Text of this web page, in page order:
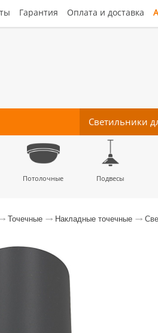
Гарантия Оплата и доставка
Светильники
Потолочные Подвесы
Настенные
Точечные Накладные точечные